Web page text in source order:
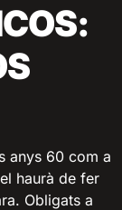
anys 60 com a
haurà de fer
Obligats a